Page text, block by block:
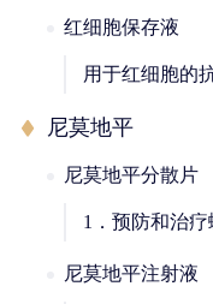
红细胞保存液
用于红细胞的
尼莫地平
尼莫地平分散片
1．预防和治
尼莫地平注射液